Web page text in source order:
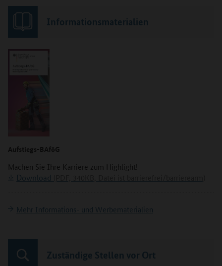
Informationsmaterialien
Aufstiegs-BAföG
Machen Sie Ihre Karriere zum Highlight!
Download
Mehr Informations- und Werbematerialien
Zuständige Stellen vor Ort